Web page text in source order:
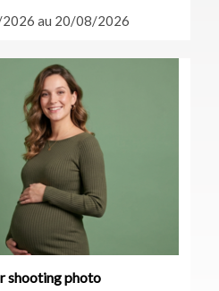
au 20/08/2026
shooting photo